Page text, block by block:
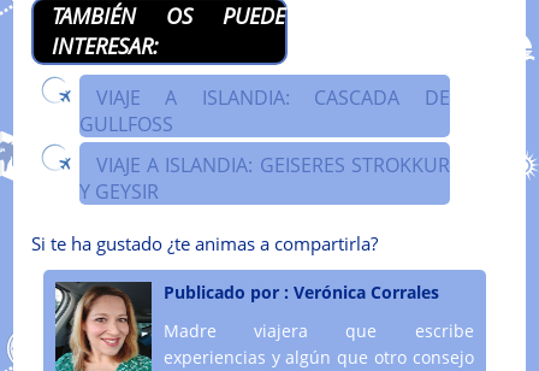
TAMBIÉN OS PUEDE
INTERESAR:
VIAJE A ISLANDIA: CASCADA DE
GULLFOSS
VIAJE A ISLANDIA: GEISERES STROKKUR
Y GEYSIR
Si te ha gustado ¿te animas a compartirla?
Publicado por : Verónica Corrales
Madre viajera que escribe
experiencias y algún que otro consejo